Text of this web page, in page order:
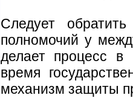
Следует
полномочий у
делает процесс в
время
механизм защиты